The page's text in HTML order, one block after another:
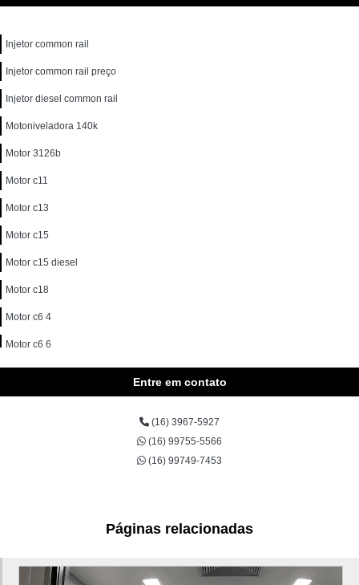
Injetor common rail
Injetor common rail preço
Injetor diesel common rail
Motoniveladora 140k
Motor 3126b
Motor c11
Motor c13
Motor c15
Motor c15 diesel
Motor c18
Motor c6 4
Motor c6 6
Motor c7 1
Peças de escavadeira hidráulica
Entre em contato
(16) 3967-5927
(16) 99755-5566
(16) 99749-7453
Páginas relacionadas